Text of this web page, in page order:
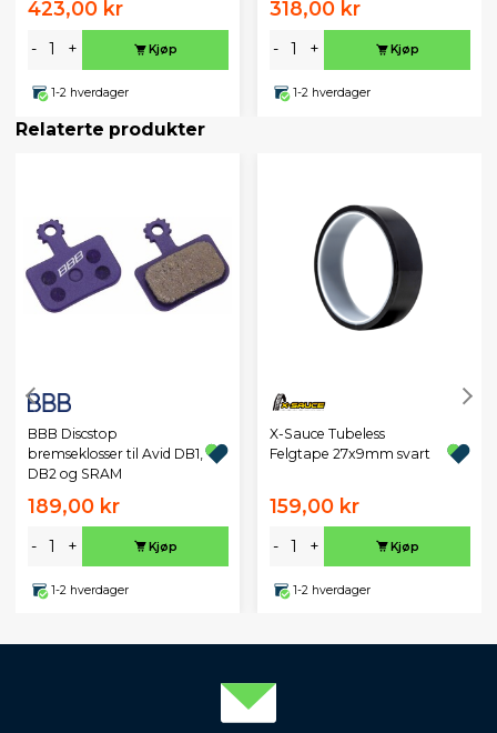
423,00 kr
- + Kjøp
1-2 hverdager
318,00 kr
- + Kjøp
1-2 hverdager
Relaterte produkter
BBB Discstop
bremseklosser til Avid DB1,
DB2 og SRAM
189,00 kr
- + Kjøp
1-2 hverdager
X-Sauce Tubeless
Felgtape 27x9mm svart
159,00 kr
- + Kjøp
1-2 hverdager